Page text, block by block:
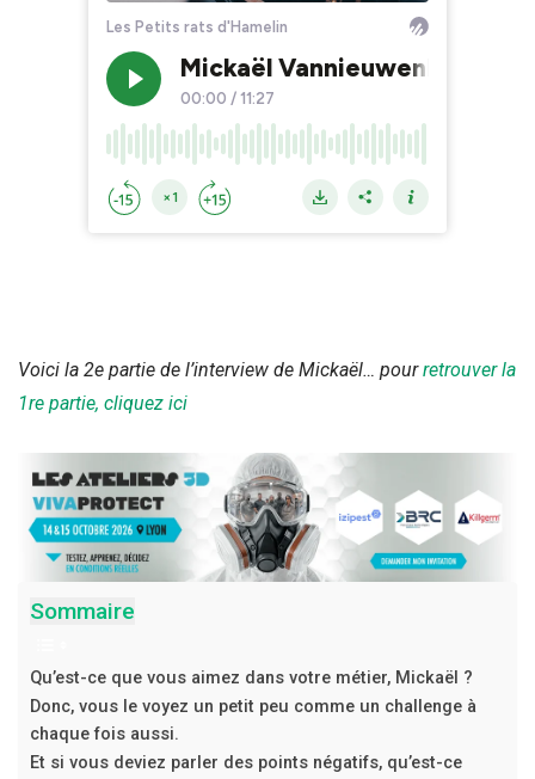
Voici la 2e partie de l’interview de Mickaël… pourretrouver la
1re partie, cliquez ici
Sommaire
Qu’est-ce que vous aimez dans votre métier, Mickaël ?
Donc, vous le voyez un petit peu comme un challenge à
chaque fois aussi.
Et si vous deviez parler des points négatifs, qu’est-ce